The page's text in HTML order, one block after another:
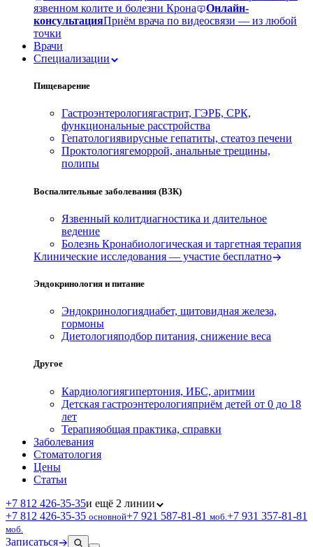
язвенном колите и болезни Крона
Онлайн-
консультацияПриём врача по видеосвязи — из любой
точки
Врачи
Специализации
Пищеварение
Гастроэнтерологиягастрит, ГЭРБ, СРК,
функциональные расстройства
Гепатологиявирусные гепатиты, стеатоз печени
Проктологиягеморрой, анальные трещины,
полипы
Воспалительные заболевания (ВЗК)
Язвенный колитдиагностика и длительное
ведение
Болезнь Кронабиологическая и таргетная терапия
Клинические исследования — участие бесплатно
Эндокринология и питание
Эндокринологиядиабет, щитовидная железа,
гормоны
Диетологияподбор питания, снижение веса
Другое
Кардиологиягипертония, ИБС, аритмии
Детская гастроэнтерологияприём детей от 0 до 18
лет
Терапияобщая практика, справки
Заболевания
Стоматология
Цены
Статьи
+7 812 426‑35‑35и ещё 2 линии
+7 812 426‑35‑35 основной+7 921 587‑81‑81 моб. +7 931 357‑81‑81
моб.
Записаться